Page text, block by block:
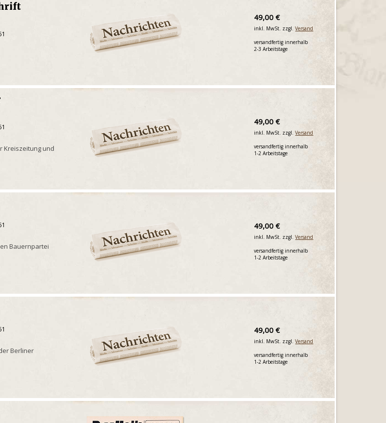
49,00 €
inkl. MwSt. zzgl.Versand
versandfertig innerhalb
2-3 Arbeitstage
Kreiszeitung und
49,00 €
inkl. MwSt. zzgl.Versand
versandfertig innerhalb
1-2 Arbeitstage
Bauernpartei
49,00 €
inkl. MwSt. zzgl.Versand
versandfertig innerhalb
1-2 Arbeitstage
Berliner
49,00 €
inkl. MwSt. zzgl.Versand
versandfertig innerhalb
1-2 Arbeitstage